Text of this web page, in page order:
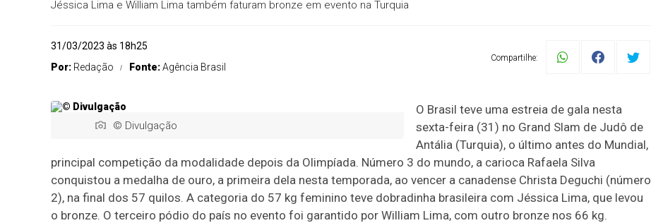
Jéssica Lima e William Lima também faturam bronze em evento na Turquia
31/03/2023 às 18h25
Por: Redação Fonte:Agência Brasil
Compartilhe:
© Divulgação
O Brasil teve uma estreia de gala nesta
sexta-feira (31) no Grand Slam de Judô de
Antália (Turquia), o último antes do Mundial,
principal competição da modalidade depois da Olimpíada. Número 3 do mundo, a carioca Rafaela Silva
conquistou a medalha de ouro, a primeira dela nesta temporada, ao vencer a canadense Christa Deguchi (número
2), na final dos 57 quilos. A categoria do 57 kg feminino teve dobradinha brasileira com Jéssica Lima, que levou
o bronze. O terceiro pódio do país no evento foi garantido por William Lima, com outro bronze nos 66 kg.